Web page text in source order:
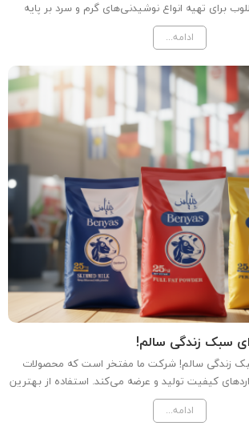
برای تهیه انواع نوشیدنی‌های گرم و سرد بر پایه
ادامه...
سبک زندگی سالم!
زندگی سالم! شرکت ما مفتخر است که محصولات
کیفیت تولید و عرضه می‌کند. استفاده از بهترین
فرآیندهای بهداشتی و نظارت مستمر در تمام مراحل
ما از نظر کیفیت...
ادامه...